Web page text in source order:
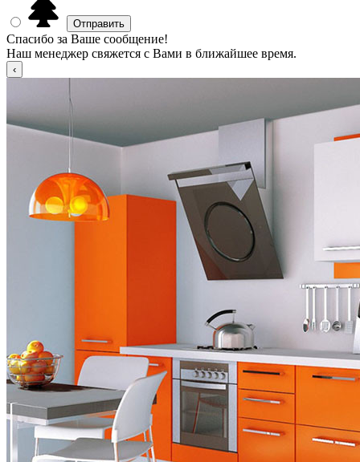
Спасибо за Ваше сообщение!
Наш менеджер свяжется с Вами в ближайшее время.